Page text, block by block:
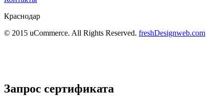
Краснодар
© 2015 uCommerce. All Rights Reserved. freshDesignweb.com
Запрос сертификата